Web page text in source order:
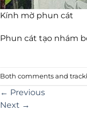
Kính mờ phun cát
Phun cát tạo nhám
Both comments and
← Previous
Next →